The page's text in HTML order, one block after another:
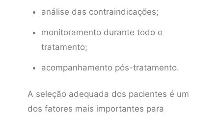
análise das contraindicações;
monitoramento durante todo o
tratamento;
acompanhamento pós-tratamento.
A seleção adequada dos pacientes é um
dos fatores mais importantes para